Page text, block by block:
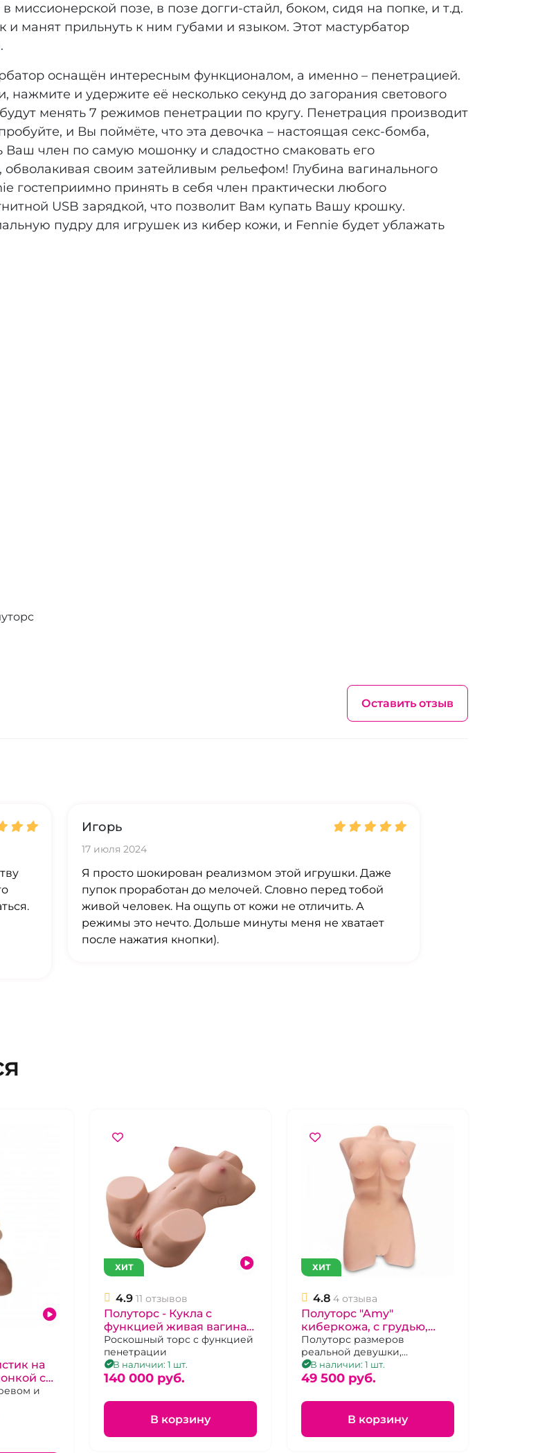
миссионерской позе, в позе догги-стайл, боком, сидя на попке, и т.д.
манят прильнуть к ним губами и языком. Этот мастурбатор
оснащён интересным функционалом, а именно – пенетрацией.
нажмите и удержите её несколько секунд до загорания светового
менять 7 режимов пенетрации по кругу. Пенетрация производит
и Вы поймёте, что эта девочка – настоящая секс-бомба,
член по самую мошонку и сладостно смаковать его
своим затейливым рельефом! Глубина вагинального
гостеприимно принять в себя член практически любого
USB зарядкой, что позволит Вам купать Вашу крошку.
пудру для игрушек из кибер кожи, и Fennie будет ублажать
Оставить отзыв
Игорь
17 июля 2024
Я просто шокирован реализмом этой игрушки. Даже
пупок проработан до мелочей. Словно перед тобой
живой человек. На ощупь от кожи не отличить. А
режимы это нечто. Дольше минуты меня не хватает
после нажатия кнопки).
на
с
и
ХИТ
4.9 11 отзывов
Полуторс - Кукла с
функцией живая вагина
"Xise" Диана
Роскошный торс с функцией
пенетрации
В наличии: 1 шт.
140 000 pуб.
В корзину
ХИТ
4.8 4 отзыва
Полуторс "Amy"
киберкожа, с грудью,
вагина, анус,
полноразмерный
Полуторс размеров
реальной девушки,
объёмные грудь, ягодицы,
реалистичные тоннели
вагины и ануса.
В наличии: 1 шт.
49 500 pуб.
В корзину